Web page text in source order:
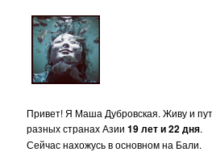
Привет! Я Маша Дубровская. Живу и
разных странах Азии19 лет и 22 дня.
Сейчас нахожусь в основном на Бали.